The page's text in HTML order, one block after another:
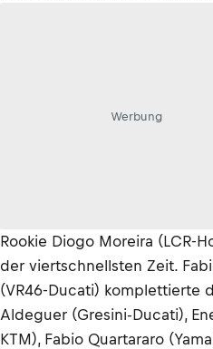
Werbung
Rookie Diogo Moreira (LCR-
der viertschnellsten Zeit.
(VR46-Ducati) komplettierte
Aldeguer (Gresini-Ducati),
KTM), Fabio Quartararo